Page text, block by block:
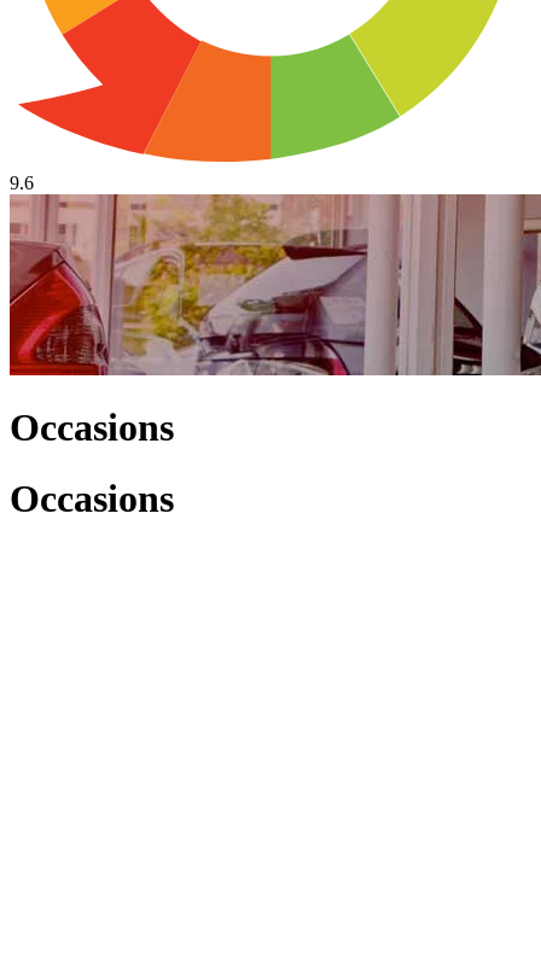
9.6
Occasions
Occasions